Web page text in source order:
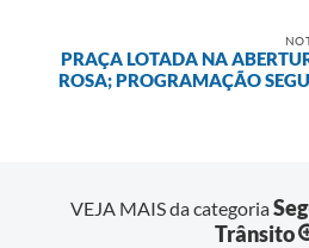
PRAÇA LOTADA NA
ROSA; PROGRAMAÇÃO
VEJA MAIS da categoria
Trânsito